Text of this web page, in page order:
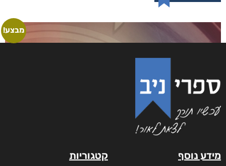
מבצע!
מידע נוסף קטגוריות